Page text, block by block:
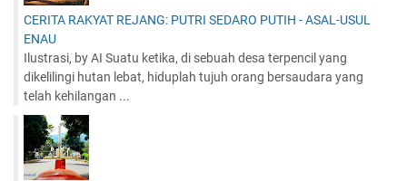
CERITA RAKYAT REJANG: PUTRI SEDARO PUTIH - ASAL-USUL
ENAU
Ilustrasi, by AI Suatu ketika, di sebuah desa terpencil yang
dikelilingi hutan lebat, hiduplah tujuh orang bersaudara yang
telah kehilangan ...